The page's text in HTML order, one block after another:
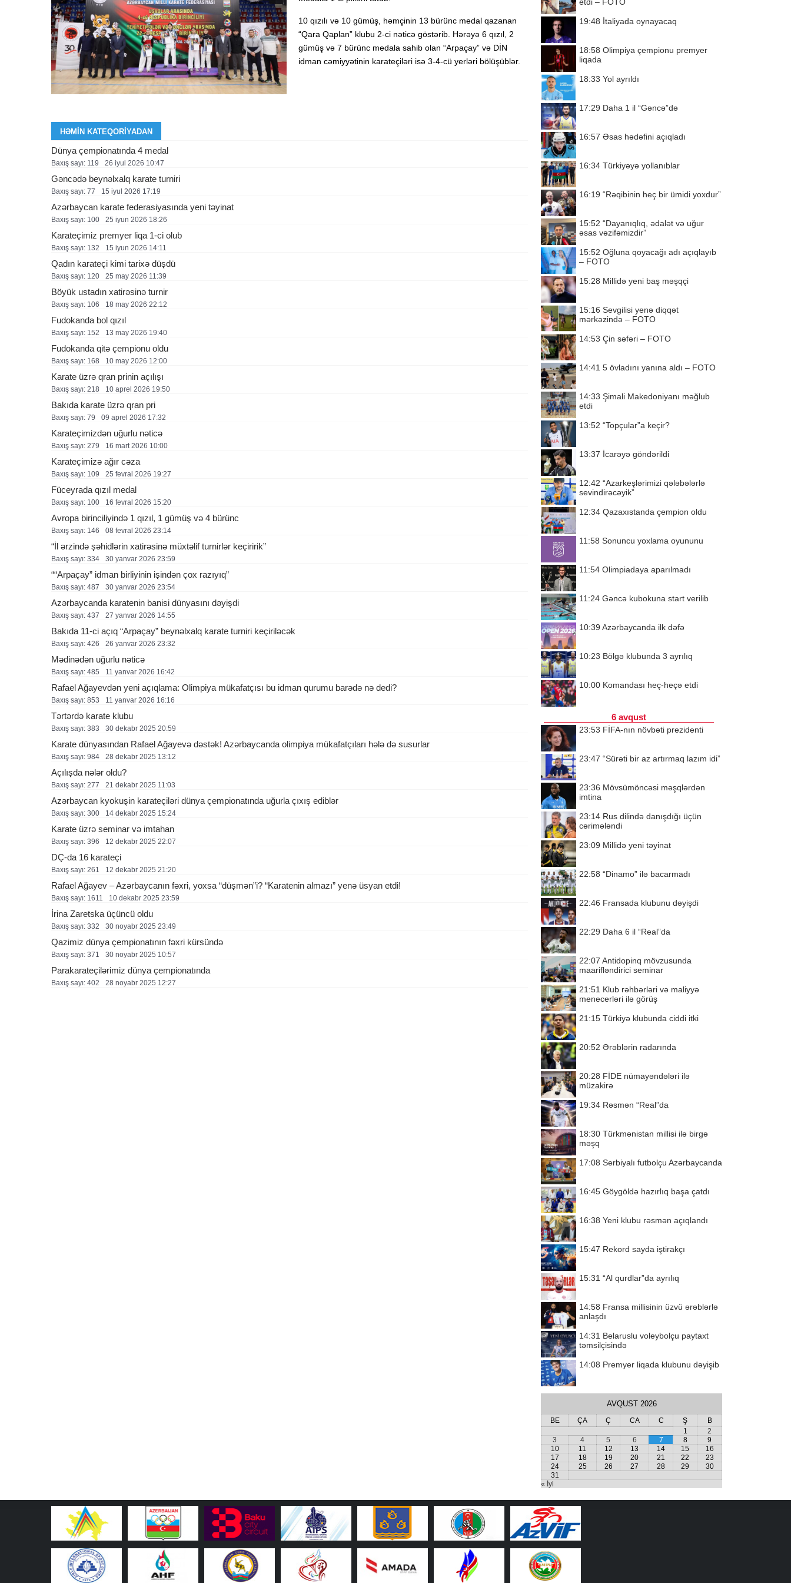
10 qızılı və 10 gümüş, həmçinin 13 bürünc medal qazanan
“Qara Qaplan” klubu 2-ci nəticə göstərib. Hərəyə 6 qızıl, 2
gümüş və 7 bürünc medala sahib olan “Arpaçay” və DİN
idman cəmiyyətinin karateçiləri isə 3-4-cü yerləri bölüşüblər.
HƏMIN KATEQORIYADAN
Dünya çempionatında 4 medal
Baxış sayı: 119 26 i̇yul 2026 10:47
Gəncədə beynəlxalq karate turniri
Baxış sayı: 77 15 i̇yul 2026 17:19
Azərbaycan karate federasiyasında yeni təyinat
Baxış sayı: 100 25 i̇yun 2026 18:26
Karateçimiz premyer liqa 1-ci olub
Baxış sayı: 132 15 i̇yun 2026 14:11
Qadın karateçi kimi tarixə düşdü
Baxış sayı: 120 25 may 2026 11:39
Böyük ustadın xatirəsinə turnir
Baxış sayı: 106 18 may 2026 22:12
Fudokanda bol qızıl
Baxış sayı: 152 13 may 2026 19:40
Fudokanda qitə çempionu oldu
Baxış sayı: 168 10 may 2026 12:00
Karate üzrə qran prinin açılışı
Baxış sayı: 218 10 aprel 2026 19:50
Bakıda karate üzrə qran pri
Baxış sayı: 79 09 aprel 2026 17:32
Karateçimizdən uğurlu nəticə
Baxış sayı: 279 16 mart 2026 10:00
Karateçimizə ağır cəza
Baxış sayı: 109 25 fevral 2026 19:27
Füceyrada qızıl medal
Baxış sayı: 100 16 fevral 2026 15:20
Avropa birinciliyində 1 qızıl, 1 gümüş və 4 bürünc
Baxış sayı: 146 08 fevral 2026 23:14
“İl ərzində şəhidlərin xatirəsinə müxtəlif turnirlər keçiririk”
Baxış sayı: 334 30 yanvar 2026 23:59
““Arpaçay” idman birliyinin işindən çox razıyıq”
Baxış sayı: 487 30 yanvar 2026 23:54
Azərbaycanda karatenin banisi dünyasını dəyişdi
Baxış sayı: 437 27 yanvar 2026 14:55
Bakıda 11-ci açıq “Arpaçay” beynəlxalq karate turniri keçiriləcək
Baxış sayı: 426 26 yanvar 2026 23:32
Mədinədən uğurlu nəticə
Baxış sayı: 485 11 yanvar 2026 16:42
Rafael Ağayevdən yeni açıqlama: Olimpiya mükafatçısı bu idman qurumu barədə nə dedi?
Baxış sayı: 853 11 yanvar 2026 16:16
Tərtərdə karate klubu
Baxış sayı: 383 30 dekabr 2025 20:59
Karate dünyasından Rafael Ağayevə dəstək! Azərbaycanda olimpiya mükafatçıları hələ də susurlar
Baxış sayı: 984 28 dekabr 2025 13:12
Açılışda nələr oldu?
Baxış sayı: 277 21 dekabr 2025 11:03
Azərbaycan kyokuşin karateçiləri dünya çempionatında uğurla çıxış ediblər
Baxış sayı: 300 14 dekabr 2025 15:24
Karate üzrə seminar və imtahan
Baxış sayı: 396 12 dekabr 2025 22:07
DÇ-da 16 karateçi
Baxış sayı: 261 12 dekabr 2025 21:20
Rafael Ağayev – Azərbaycanın fəxri, yoxsa “düşmən”i? “Karatenin almazı” yenə üsyan etdi!
Baxış sayı: 1611 10 dekabr 2025 23:59
İrina Zaretska üçüncü oldu
Baxış sayı: 332 30 noyabr 2025 23:49
Qazimiz dünya çempionatının fəxri kürsündə
Baxış sayı: 371 30 noyabr 2025 10:57
Parakarateçilərimiz dünya çempionatında
Baxış sayı: 402 28 noyabr 2025 12:27
19:48 İtaliyada oynayacaq
18:58 Olimpiya çempionu premyer
liqada
18:33 Yol ayrıldı
17:29 Daha 1 il “Gəncə”də
16:57 Əsas hədəfini açıqladı
16:34 Türkiyəyə yollanıblar
16:19 “Rəqibinin heç bir ümidi yoxdur”
15:52 “Dayanıqlıq, ədalət və uğur
əsas vəzifəmizdir”
15:52 Oğluna qoyacağı adı açıqlayıb
– FOTO
15:28 Millidə yeni baş məşqçi
15:16 Sevgilisi yenə diqqət
mərkəzində – FOTO
14:53 Çin səfəri – FOTO
14:41 5 övladını yanına aldı – FOTO
14:33 Şimali Makedoniyanı məğlub
etdi
13:52 “Topçular”a keçir?
13:37 İcarəyə göndərildi
12:42 “Azarkeşlərimizi qələbələrlə
sevindirəcəyik”
12:34 Qazaxıstanda çempion oldu
11:58 Sonuncu yoxlama oyununu
11:54 Olimpiadaya aparılmadı
11:24 Gəncə kubokuna start verilib
10:39 Azərbaycanda ilk dəfə
10:23 Bölgə klubunda 3 ayrılıq
10:00 Komandası heç-heçə etdi
6 avqust
23:53 FİFA-nın növbəti prezidenti
23:47 “Sürəti bir az artırmaq lazım idi”
23:36 Mövsümöncəsi məşqlərdən
imtina
23:14 Rus dilində danışdığı üçün
cərimələndi
23:09 Millidə yeni təyinat
22:58 “Dinamo” ilə bacarmadı
22:46 Fransada klubunu dəyişdi
22:29 Daha 6 il “Real”da
22:07 Antidopinq mövzusunda
maarifləndirici seminar
21:51 Klub rəhbərləri və maliyyə
menecerləri ilə görüş
21:15 Türkiyə klubunda ciddi itki
20:52 Ərəblərin radarında
20:28 FİDE nümayəndələri ilə
müzakirə
19:34 Rəsmən “Real”da
18:30 Türkmənistan millisi ilə birgə
məşq
17:08 Serbiyalı futbolçu Azərbaycanda
16:45 Göygöldə hazırlıq başa çatdı
16:38 Yeni klubu rəsmən açıqlandı
15:47 Rekord sayda iştirakçı
15:31 “Al qurdlar”da ayrılıq
14:58 Fransa millisinin üzvü ərəblərlə
anlaşdı
14:31 Belaruslu voleybolçu paytaxt
təmsilçisində
14:08 Premyer liqada klubunu dəyişib
AVQUST 2026
BE ÇA Ç CA C Ş
B
1
2
3
4 5 6 7 8
9
10
11 12 13 14 15
16
17
18 19 20 21 22
23
24
25 26 27 28 29
30
31
« İyl